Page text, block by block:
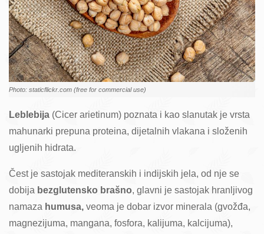
Photo: staticflickr.com (free for commercial use)
Leblebija (Cicer arietinum) poznata i kao slanutak je vrsta
mahunarki prepuna proteina, dijetalnih vlakana i složenih
ugljenih hidrata.
Čest je sastojak mediteranskih i indijskih jela, od nje se
dobija bezglutensko brašno, glavni je sastojak hranljivog
namaza humusa, veoma je dobar izvor minerala (gvožđa,
magnezijuma, mangana, fosfora, kalijuma, kalcijuma),